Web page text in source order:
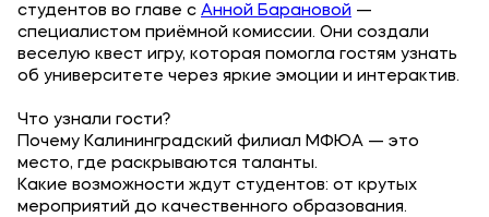
+7 (495) 221-10-01
+7 (800) 200-80-66
Полезное
Об образовательной организации
Банковские реквизиты
студентов во главе с Анной Барановой —
специалистом приёмной комиссии. Они создали
веселую квест игру, которая помогла гостям узнать
об университете через яркие эмоции и интерактив.
Что узнали гости?
Почему Калининградский филиал МФЮА — это
место, где раскрываются таланты.
Какие возможности ждут студентов: от крутых
мероприятий до качественного образования.